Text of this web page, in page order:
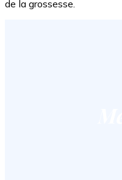
de la grossesse.